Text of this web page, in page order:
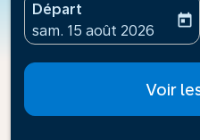
Départ
fc-booking-departure-
sam. 15 août 2026
today
Voir